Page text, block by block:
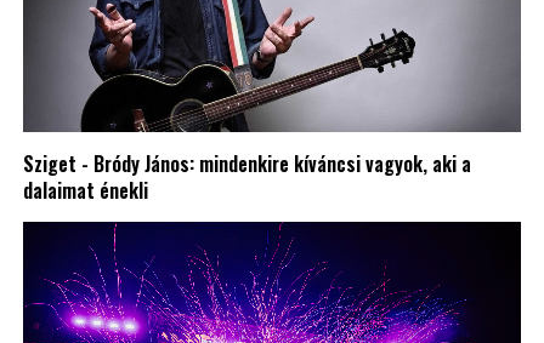
Sziget - Bródy János: mindenkire kíváncsi vagyok, aki a
dalaimat énekli